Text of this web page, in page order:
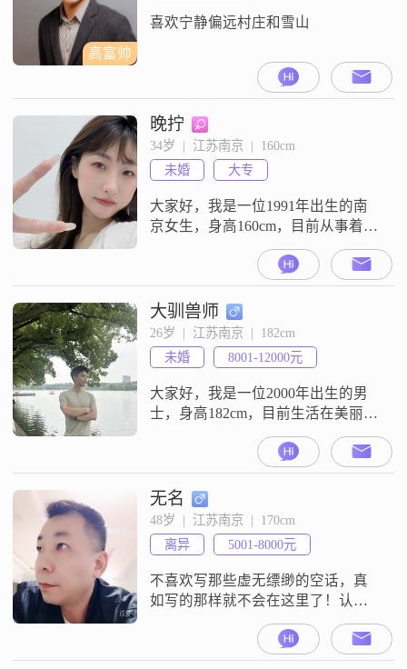
足##3002#
高富帅
喜欢宁静偏远村庄和雪山
晚拧
34岁  |  江苏南京  |  160cm
未婚
大专
大家好，我是一位1991年出生的南
京女生，身高160cm，目前从事着一
份让我感到满足的工作，月收入在
8001到12000元之间##3002##我拥有
大专学历，在工作中我一直秉持着
积极向上的态度，努力追求事业上
的成就##3002##生活中的我，性格
温柔体贴，善解人意，总是乐于助
人##3002##我热爱生活，喜欢尝试
新鲜事
大驯兽师
26岁  |  江苏南京  |  182cm
未婚
8001-12000元
大家好，我是一位2000年出生的男
士，身高182cm，目前生活在美丽的
南京##3002##我拥有大学本科学
历，在工作中努力进取，月薪在
8001到12000元之间##3002##我性格
稳重可靠，总是以一种认真负责的
态度面对生活和工作##3002##我热
爱生活，待人真诚，善于与人沟
通，外向而健谈，能很快地融入新
的社交圈子#
无名
48岁  |  江苏南京  |  170cm
离异
5001-8000元
不喜欢写那些虚无缥缈的空话，真
如写的那样就不会在这里了！认清
现实，认清自己！真诚待人，一切
随缘！沉迷直播聊天，不见面的不
聊！